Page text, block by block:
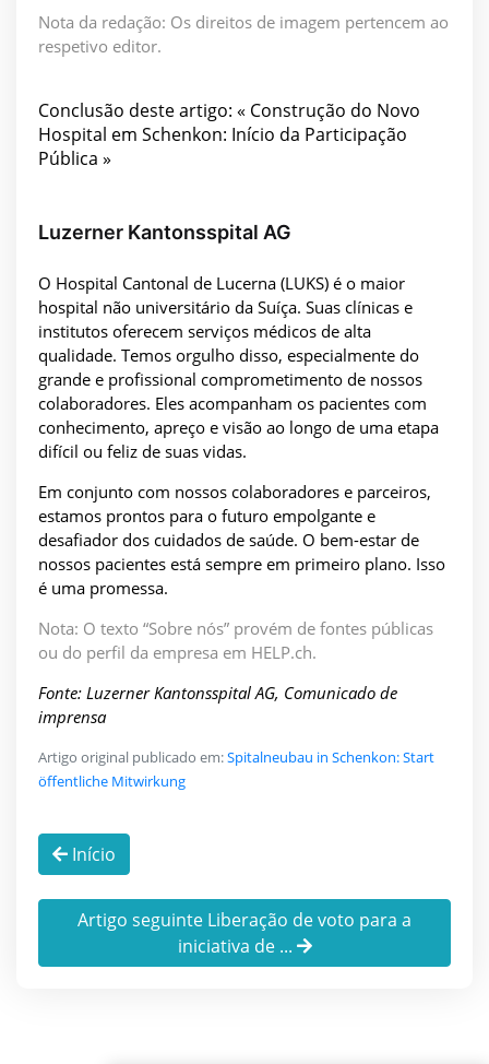
Nota da redação: Os direitos de imagem pertencem ao
respetivo editor.
Conclusão deste artigo: « Construção do Novo
Hospital em Schenkon: Início da Participação
Pública »
Luzerner Kantonsspital AG
O Hospital Cantonal de Lucerna (LUKS) é o maior
hospital não universitário da Suíça. Suas clínicas e
institutos oferecem serviços médicos de alta
qualidade. Temos orgulho disso, especialmente do
grande e profissional comprometimento de nossos
colaboradores. Eles acompanham os pacientes com
conhecimento, apreço e visão ao longo de uma etapa
difícil ou feliz de suas vidas.
Em conjunto com nossos colaboradores e parceiros,
estamos prontos para o futuro empolgante e
desafiador dos cuidados de saúde. O bem-estar de
nossos pacientes está sempre em primeiro plano. Isso
é uma promessa.
Nota: O texto “Sobre nós” provém de fontes públicas
ou do perfil da empresa em HELP.ch.
Fonte: Luzerner Kantonsspital AG, Comunicado de
imprensa
Artigo original publicado em:Spitalneubau in Schenkon: Start
öffentliche Mitwirkung
Início
Artigo seguinte Liberação de voto para a
iniciativa de ...